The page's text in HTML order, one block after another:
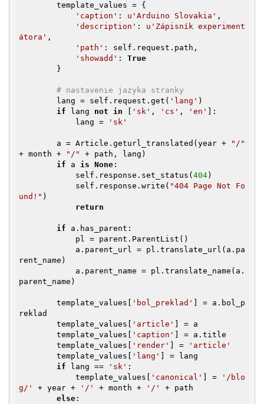
'caption' : u'Arduino Slovakia' ,
'description' : u'Zápisník experiment
átora' ,
'path' : self.request.path,
'showadd' : True
# nastavenie jazyka stranky
        lang = self.request.get(
'lang' )
if lang not in 'sk' , 'cs' , 'en'
]:
            lang =
'sk'
        a = Article.geturl_translated(year +
"/"
+ month +
"/"
+ path, lang)
if a is None :
            self.response.set_status(
404)
            self.response.write(
"404 Page Not Fo
und!" )
return
if a.has_parent:
rent_name)
parent_name)
        template_values[
'bol_preklad'
] = a.bol_p
reklad
        template_values[
'article'
] = a
        template_values[
'caption'
] = a.title
        template_values[
'render' ] =
'article'
        template_values[
'lang'
] = lang
if lang == 'sk' :
            template_values[
'canonical' ] =
'/blo
g/'
+ year + '/' + month + '/'
+ path
else :